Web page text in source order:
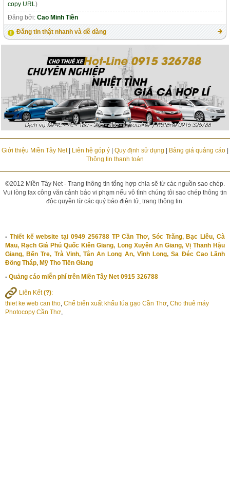
copy URL)
Đăng bởi:Cao Minh Tiền
Đăng tin thật nhanh và dễ dàng
Giới thiệu Miền Tây Net| Liên hệ góp ý| Quy định sử dụng Bảng giá quảng cáo|
Thông tin thanh toán
©2012 Miền Tây Net - Trang thông tin tổng hợp chia sẽ từ các nguồn sao chép.
Vui lòng fax công văn cảnh báo vi phạm nếu vô tình chúng tôi sao chép thông tin
độc quyền từ các quý báo điện tử, trang thông tin.
- Thiết kế website tại 0949 256788 TP Cần Thơ, Sóc Trăng, Bạc Liêu, Cà
Mau, Rạch Giá Phú Quốc Kiên Giang, Long Xuyên An Giang, Vị Thanh Hậu
Giang, Bến Tre, Trà Vinh, Tân An Long An, Vĩnh Long, Sa Đéc Cao Lãnh
Đồng Tháp, Mỹ Tho Tiền Giang
- Quảng cáo miễn phí trên Miền Tây Net 0915 326788
Liên Kết(?):
thiet ke web can tho, Chế biến xuất khẩu lúa gạo Cần Thơ, Cho thuê máy
Photocopy Cần Thơ,